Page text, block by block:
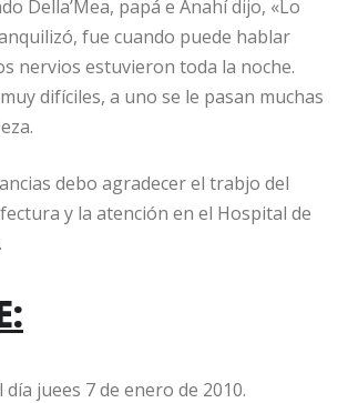
Della’Mea, papá e Anahí dijo, «Lo
fue cuando puede hablar
nervios estuvieron toda la noche.
difíciles, a uno se le pasan muchas
debo agradecer el trabjo del
y la atención en el Hospital de
día juees 7 de enero de 2010.